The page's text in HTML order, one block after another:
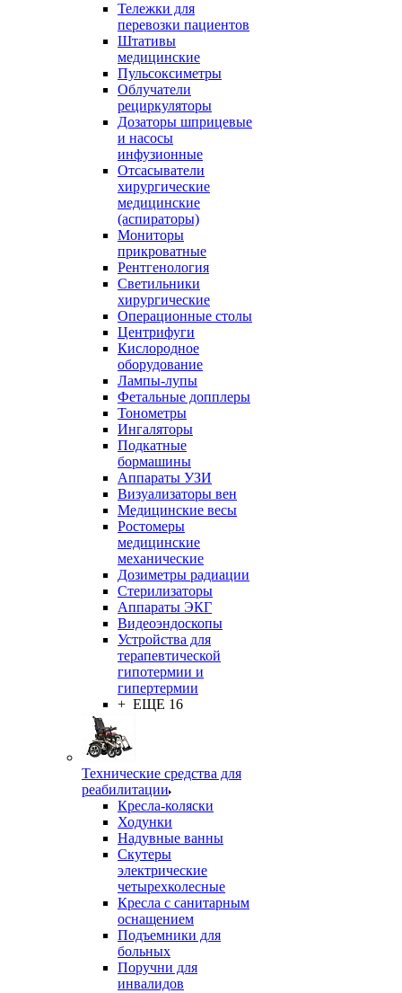
Тележки для
перевозки пациентов
Штативы
медицинские
Пульсоксиметры
Облучатели
рециркуляторы
Дозаторы шприцевые
и насосы
инфузионные
Отсасыватели
хирургические
медицинские
(аспираторы)
Мониторы
прикроватные
Рентгенология
Светильники
хирургические
Операционные столы
Центрифуги
Кислородное
оборудование
Лампы-лупы
Фетальные допплеры
Тонометры
Ингаляторы
Подкатные
бормашины
Аппараты УЗИ
Визуализаторы вен
Медицинские весы
Ростомеры
медицинские
механические
Дозиметры радиации
Стерилизаторы
Аппараты ЭКГ
Видеоэндоскопы
Устройства для
терапевтической
гипотермии и
гипертермии
+ ЕЩЕ 16
Технические средства для
реабилитации
Кресла-коляски
Ходунки
Надувные ванны
Скутеры
электрические
четырехколесные
Кресла с санитарным
оснащением
Подъемники для
больных
Поручни для
инвалидов